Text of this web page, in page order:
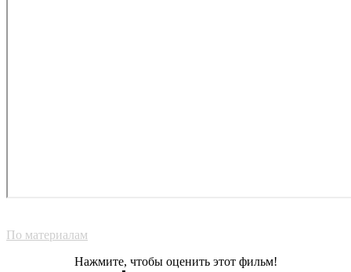
По материалам
Нажмите, чтобы оценить этот фильм!